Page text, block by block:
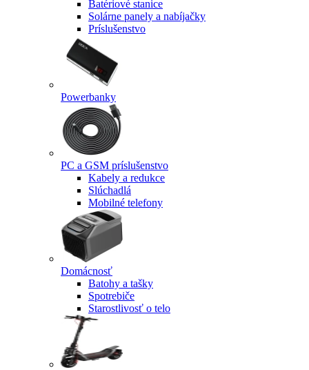
Batériové stanice
Solárne panely a nabíjačky
Príslušenstvo
Powerbanky
PC a GSM príslušenstvo
Kabely a redukce
Slúchadlá
Mobilné telefony
Domácnosť
Batohy a tašky
Spotrebiče
Starostlivosť o telo